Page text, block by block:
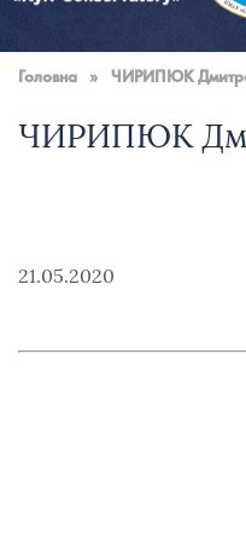
музична
України
Головна » ЧИРИПЮК Дмитро
ЧИРИПЮК
21.05.2020